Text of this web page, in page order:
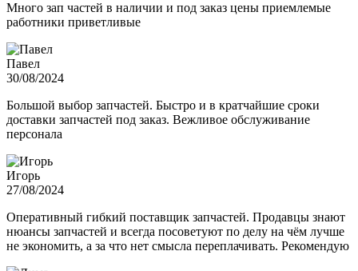
Много зап частей в наличии и под заказ цены приемлемые
работники приветливые
Павел
30/08/2024
Большой выбор запчастей. Быстро и в кратчайшие сроки
доставки запчастей под заказ. Вежливое обслуживание
персонала
Игорь
27/08/2024
Оперативный гибкий поставщик запчастей. Продавцы знают
нюансы запчастей и всегда посоветуют по делу на чём лучше
не экономить, а за что нет смысла переплачивать. Рекомендую